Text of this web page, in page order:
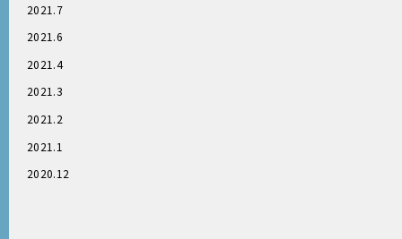
2021.7
2021.6
2021.4
2021.3
2021.2
2021.1
2020.12